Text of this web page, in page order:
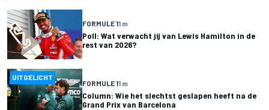
FORMULE 11 m
Poll: Wat verwacht jij van Lewis Hamilton in de
rest van 2026?
UITGELICHT
FORMULE 11 m
Column: Wie het slechtst geslapen heeft na de
Grand Prix van Barcelona